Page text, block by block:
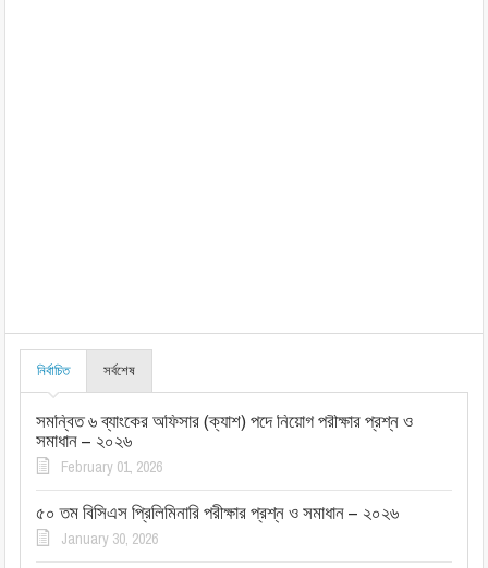
নির্বাচিত সর্বশেষ
সমন্বিত ৬ ব্যাংকের অফিসার (ক্যাশ) পদে নিয়োগ পরীক্ষার প্রশ্ন ও
সমাধান – ২০২৬
February 01, 2026
৫০ তম বিসিএস প্রিলিমিনারি পরীক্ষার প্রশ্ন ও সমাধান – ২০২৬
January 30, 2026